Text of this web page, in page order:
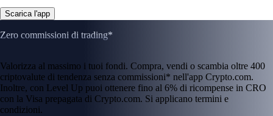
Scarica l'app
Zero commissioni di trading*
Valorizza al massimo i tuoi fondi. Compra, vendi o scambia oltre 400
criptovalute di tendenza senza commissioni* nell'app Crypto.com.
Inoltre, con Level Up puoi ottenere fino al 6% di ricompense in CRO
con la Visa prepagata di Crypto.com. Si applicano termini e
condizioni.